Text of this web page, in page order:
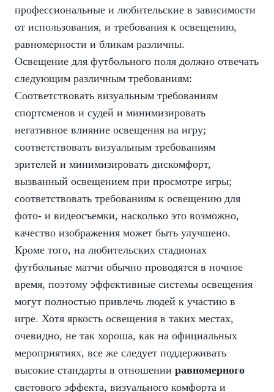
профессиональные и любительские в зависимости
от использования, и требования к освещению,
равномерности и бликам различны.
Освещение для футбольного поля должно отвечать
следующим различным требованиям:
Соответствовать визуальным требованиям
спортсменов и судей и минимизировать
негативное влияние освещения на игру;
соответствовать визуальным требованиям
зрителей и минимизировать дискомфорт,
вызванный освещением при просмотре игры;
соответствовать требованиям к освещению для
фото- и видеосъемки, насколько это возможно,
качество изображения может быть улучшено.
Кроме того, на любительских стадионах
футбольные матчи обычно проводятся в ночное
время, поэтому эффективные системы освещения
могут полностью привлечь людей к участию в
игре. Хотя яркость освещения в таких местах,
очевидно, не так хороша, как на официальных
мероприятиях, все же следует поддерживать
высокие стандарты в отношении равномерного
светового эффекта, визуального комфорта и